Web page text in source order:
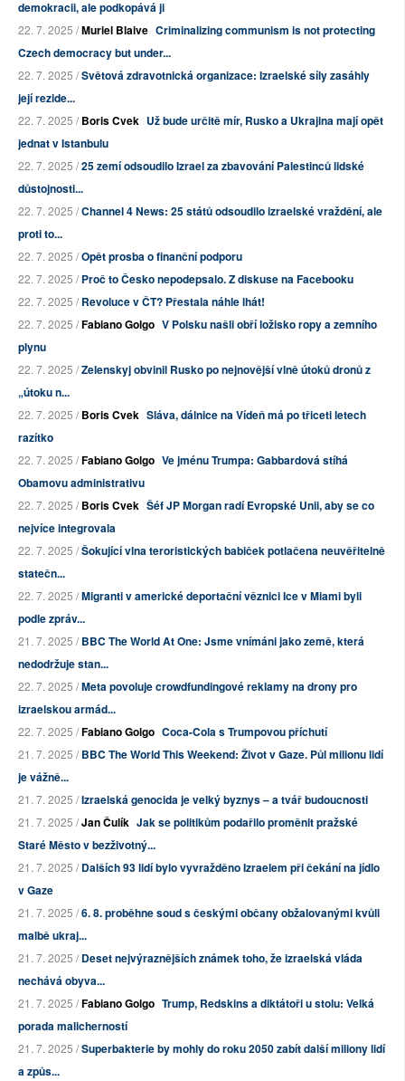
demokracii, ale podkopává ji
22. 7. 2025 /Muriel Blaive Criminalizing communism is not protecting
Czech democracy but under...
22. 7. 2025 /Světová zdravotnická organizace: Izraelské síly zasáhly
její rezide...
22. 7. 2025 /Boris Cvek Už bude určitě mír, Rusko a Ukrajina mají opět
jednat v Istanbulu
22. 7. 2025 /25 zemí odsoudilo Izrael za zbavování Palestinců lidské
důstojnosti...
22. 7. 2025 /Channel 4 News: 25 států odsoudilo izraelské vraždění, ale
proti to...
22. 7. 2025 /Opět prosba o finanční podporu
22. 7. 2025 /Proč to Česko nepodepsalo. Z diskuse na Facebooku
22. 7. 2025 /Revoluce v ČT? Přestala náhle lhát!
22. 7. 2025 /Fabiano Golgo V Polsku našli obří ložisko ropy a zemního
plynu
22. 7. 2025 /Zelenskyj obvinil Rusko po nejnovější vlně útoků dronů z
„útoku n...
22. 7. 2025 /Boris Cvek Sláva, dálnice na Vídeň má po třiceti letech
razítko
22. 7. 2025 /Fabiano Golgo Ve jménu Trumpa: Gabbardová stíhá
Obamovu administrativu
22. 7. 2025 /Boris Cvek Šéf JP Morgan radí Evropské Unii, aby se co
nejvíce integrovala
22. 7. 2025 /Šokující vlna teroristických babiček potlačena neuvěřitelně
statečn...
22. 7. 2025 /Migranti v americké deportační věznici Ice v Miami byli
podle zpráv...
21. 7. 2025 /BBC The World At One: Jsme vnímáni jako země, která
nedodržuje stan...
22. 7. 2025 /Meta povoluje crowdfundingové reklamy na drony pro
izraelskou armád...
22. 7. 2025 /Fabiano Golgo Coca-Cola s Trumpovou příchutí
21. 7. 2025 /BBC The World This Weekend: Život v Gaze. Půl milionu lidí
je vážně...
21. 7. 2025 /Izraelská genocida je velký byznys – a tvář budoucnosti
21. 7. 2025 /Jan Čulík Jak se politikům podařilo proměnit pražské
Staré Město v bezživotný...
21. 7. 2025 /Dalších 93 lidí bylo vyvražděno Izraelem při čekání na jídlo
v Gaze
21. 7. 2025 /6. 8. proběhne soud s českými občany obžalovanými kvůli
malbě ukraj...
21. 7. 2025 /Deset nejvýraznějších známek toho, že izraelská vláda
nechává obyva...
21. 7. 2025 /Fabiano Golgo Trump, Redskins a diktátoři u stolu: Velká
porada malicherností
21. 7. 2025 /Superbakterie by mohly do roku 2050 zabít další miliony lidí
a způs...